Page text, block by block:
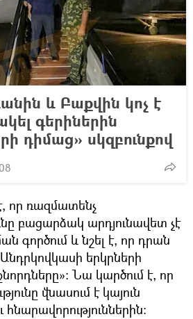
և Բաքվին կոչ է
գերիներին
դիմաց» սկզբունքով
որ ռազմատենչ
բացարձակ արդյունավետ չէ
գործում և նշել է, որ դրան
երկրների
Նա կարծում է, որ
վնասում է կայուն
հնարավորություններին։